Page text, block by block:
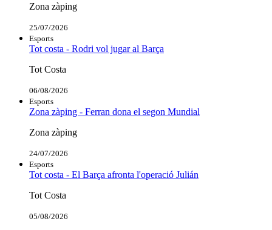
Zona zàping
25/07/2026
Esports
Tot costa - Rodri vol jugar al Barça
Tot Costa
06/08/2026
Esports
Zona zàping - Ferran dona el segon Mundial
Zona zàping
24/07/2026
Esports
Tot costa - El Barça afronta l'operació Julián
Tot Costa
05/08/2026